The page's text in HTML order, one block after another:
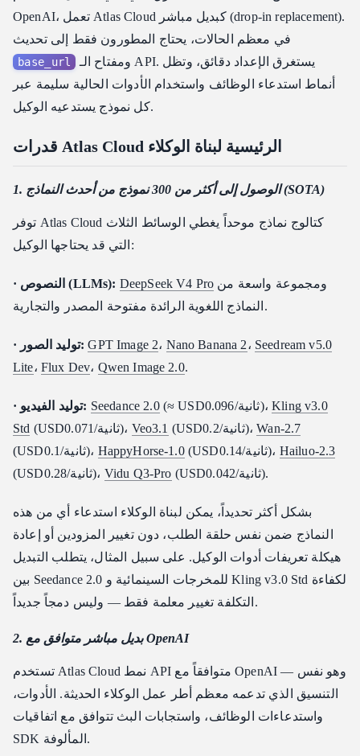
OpenAI، تعمل Atlas Cloud كبديل مباشر (drop-in replacement).
في معظم الحالات، يحتاج المطورون فقط إلى تحديث
base_url
أنماط استدعاء الوظائف واستخدام الأدوات الحالية سليمة عبر
كل نموذج يستدعيه الوكيل.
قدرات Atlas Cloud الرئيسية لبناة الوكلاء
1. الوصول إلى أكثر من 300 نموذج من أحدث النماذج (SOTA)
توفر Atlas Cloud كتالوج نماذج موحداً يغطي الوسائط الثلاث
التي قد يحتاجها الوكيل:
· النصوص (LLMs): DeepSeek V4 Pro
النماذج اللغوية الرائدة مفتوحة المصدر والتجارية.
· توليد الصور: GPT Image 2، Nano Banana 2، Seedream v5.0
Lite، Flux Dev، Qwen Image 2.0.
· توليد الفيديو: Seedance 2.0 (≈ USD0.096/ثانية)،Kling v3.0
Std
(USD0.071/ثانية)، Veo3.1 (USD0.2/ثانية)،Wan-2.7
(USD0.1/ثانية)، HappyHorse-1.0 (USD0.14/ثانية)، Hailuo-2.3
(USD0.28/ثانية)، Vidu Q3-Pro (USD0.042/ثانية).
بشكل أكثر تحديداً، يمكن لبناة الوكلاء استدعاء أي من هذه
النماذج ضمن نفس حلقة الطلب، دون تغيير المزودين أو إعادة
هيكلة تعريفات أدوات الوكيل. على سبيل المثال، يتطلب التبديل
بين Seedance 2.0 للمخرجات السينمائية و Kling v3.0 Std لكفاءة
التكلفة تغيير معلمة فقط — وليس دمجاً جديداً.
2. بديل مباشر متوافق مع OpenAI
تستخدم Atlas Cloud نمط API متوافقاً مع OpenAI — وهو نفس
التنسيق الذي تدعمه معظم أطر عمل الوكلاء الحديثة. الأدوات،
واستدعاءات الوظائف، واستجابات البث تتوافق مع اتفاقيات
SDK المألوفة.